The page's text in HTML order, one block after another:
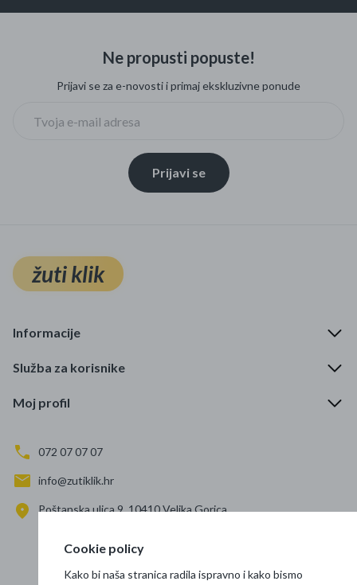
Ne propusti popuste!
Prijavi se za e-novosti i primaj ekskluzivne ponude
Prijavi se
žuti klik
Informacije
Služba za korisnike
Moj profil
072 07 07 07
info@zutiklik.hr
Poštanska ulica 9, 10410 Velika Gorica
Prati nas
Cookie policy
Kako bi naša stranica radila ispravno i kako bismo